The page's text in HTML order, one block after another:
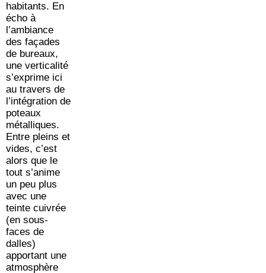
habitants. En
écho à
l’ambiance
des façades
de bureaux,
une verticalité
s’exprime ici
au travers de
l’intégration de
poteaux
métalliques.
Entre pleins et
vides, c’est
alors que le
tout s’anime
un peu plus
avec une
teinte cuivrée
(en sous-
faces de
dalles)
apportant une
atmosphère